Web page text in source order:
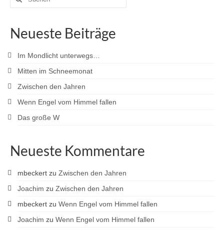
nach:
Neueste Beiträge
Im Mondlicht unterwegs…
Mitten im Schneemonat
Zwischen den Jahren
Wenn Engel vom Himmel fallen
Das große W
Neueste Kommentare
mbeckert zu Zwischen den Jahren
Joachim zu Zwischen den Jahren
mbeckert zu Wenn Engel vom Himmel fallen
Joachim zu Wenn Engel vom Himmel fallen